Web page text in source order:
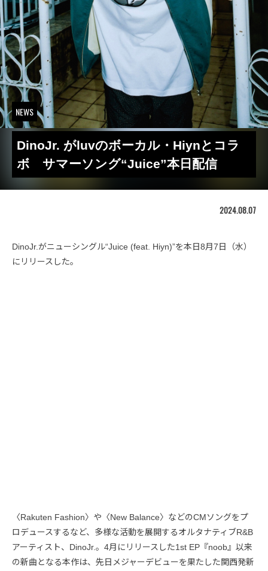
NEWS
DinoJr. がluvのボーカル・Hiynとコラ
ボ サマーソング“Juice”本日配信
2024.08.07
DinoJr.がニューシングル“Juice (feat. Hiyn)”を本日8月7日（水）
にリリースした。
〈Rakuten Fashion〉や〈New Balance〉などのCMソングをプ
ロデュースするなど、多様な活動を展開するオルタナティブR&B
アーティスト、DinoJr.。4月にリリースした1st EP『noob』以来
の新曲となる本作は、先日メジャーデビューを果たした関西発新